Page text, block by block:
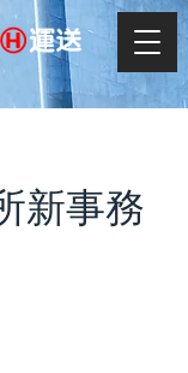
新事務